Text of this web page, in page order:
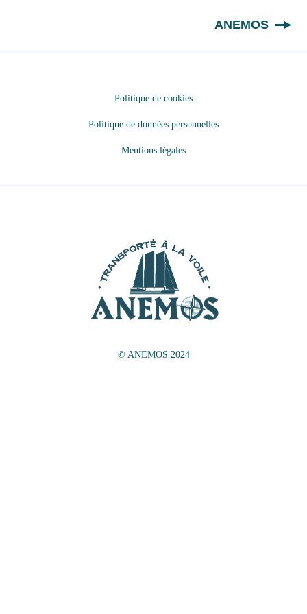
ANEMOS
Politique de cookies
Politique de données personnelles
Mentions légales
© ANEMOS 2024